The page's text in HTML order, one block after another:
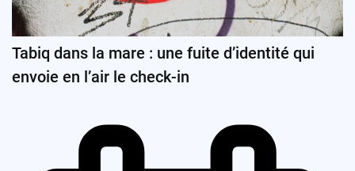
Tabiq dans la mare : une fuite d’identité qui
envoie en l’air le check-in